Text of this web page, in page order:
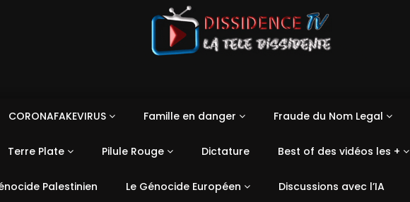
CORONAFAKEVIRUS Famille en danger Fraude du Nom Legal
Terre Plate Pilule Rouge Dictature Best of des vidéos les +
Palestinien Le Génocide Européen Discussions avec l’IA